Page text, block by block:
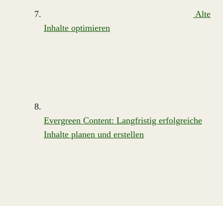
Alte
Inhalte optimieren
Evergreen Content: Langfristig erfolgreiche
Inhalte planen und erstellen